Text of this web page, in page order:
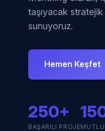
taşıyacak
sunuyoruz.
Hemen Keşfet
250+
BAŞARILI PROJE